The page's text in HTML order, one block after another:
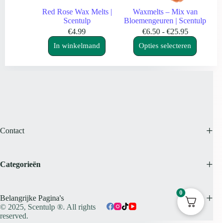
Red Rose Wax Melts |
Scentulp
€4.99
In winkelmand
Waxmelts – Mix van
Bloemengeuren | Scentulp
€6.50 - €25.95Prijsklasse:
€6.50
tot
€25.95
Opties selecteren
product
heeft
Contact
Categorieën
Belangrijke Pagina's
© 2025, Scentulp ®. All rights
reserved.
0